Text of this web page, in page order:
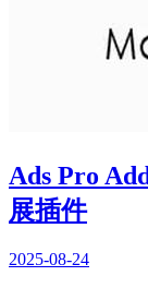
Ads Pro
展插件
2025-08-24